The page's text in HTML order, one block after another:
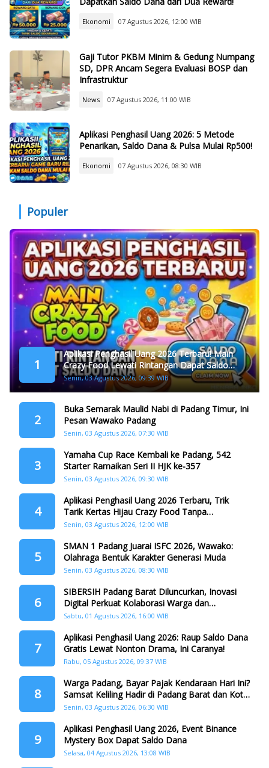
Ekonomi 07 Agustus 2026, 12:00 WIB
Gaji Tutor PKBM Minim & Gedung Numpang
SD, DPR Ancam Segera Evaluasi BOSP dan
Infrastruktur
News 07 Agustus 2026, 11:00 WIB
Aplikasi Penghasil Uang 2026: 5 Metode
Penarikan, Saldo Dana & Pulsa Mulai Rp500!
Ekonomi 07 Agustus 2026, 08:30 WIB
Populer
1
Aplikasi Penghasil Uang 2026 Terbaru! Main
Crazy Food Lewati Rintangan Dapat Saldo
Dana
Senin, 03 Agustus 2026, 09:39 WIB
2
Buka Semarak Maulid Nabi di Padang Timur, Ini
Pesan Wawako Padang
Senin, 03 Agustus 2026, 07:30 WIB
3
Yamaha Cup Race Kembali ke Padang, 542
Starter Ramaikan Seri II HJK ke-357
Senin, 03 Agustus 2026, 09:30 WIB
4
Aplikasi Penghasil Uang 2026 Terbaru, Trik
Tarik Kertas Hijau Crazy Food Tanpa
Penggandaan
Senin, 03 Agustus 2026, 12:00 WIB
5
SMAN 1 Padang Juarai ISFC 2026, Wawako:
Olahraga Bentuk Karakter Generasi Muda
Senin, 03 Agustus 2026, 08:30 WIB
6
SIBERSIH Padang Barat Diluncurkan, Inovasi
Digital Perkuat Kolaborasi Warga dan
Pemerintah Atasi Persampahan
Sabtu, 01 Agustus 2026, 16:00 WIB
7
Aplikasi Penghasil Uang 2026: Raup Saldo Dana
Gratis Lewat Nonton Drama, Ini Caranya!
Rabu, 05 Agustus 2026, 09:37 WIB
8
Warga Padang, Bayar Pajak Kendaraan Hari Ini?
Samsat Keliling Hadir di Padang Barat dan Koto
Tangah
Senin, 03 Agustus 2026, 06:30 WIB
9
Aplikasi Penghasil Uang 2026, Event Binance
Mystery Box Dapat Saldo Dana
Selasa, 04 Agustus 2026, 13:08 WIB